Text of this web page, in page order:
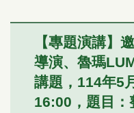
【專題演講】
導演、魯瑪
講題，114年5
16:00，題目：